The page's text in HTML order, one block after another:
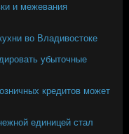
и межевания
во Владивостоке
убыточные
кредитов может
единицей стал